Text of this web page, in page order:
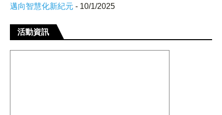
邁向智慧化新紀元 - 10/1/2025
活動資訊